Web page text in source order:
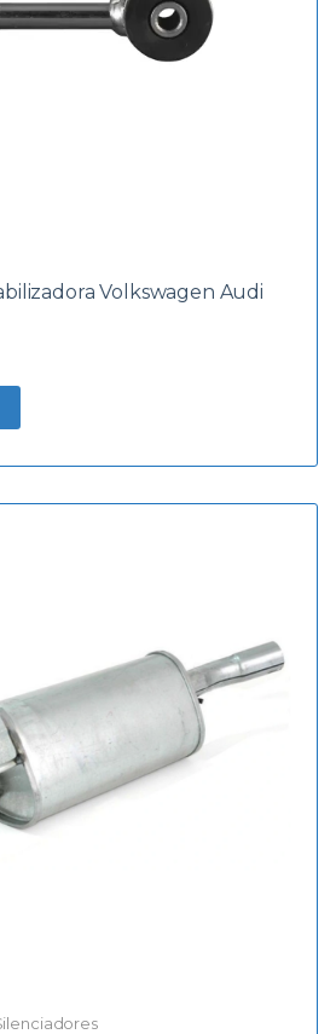
Volkswagen Audi